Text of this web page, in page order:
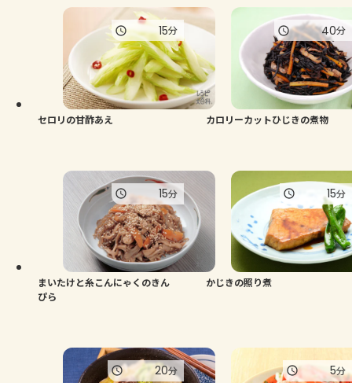
セロリの甘酢あえ
15分
カロリーカットひじきの煮物
40分
まいたけと糸こんにゃくのきん
ぴら
15分
かじきの照り煮
15分
20分 5分